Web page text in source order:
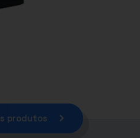
produtos